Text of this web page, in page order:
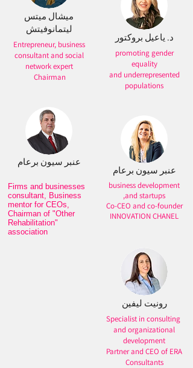
د. ياعيل بروكتور
promoting gender
equality
and underrepresented
populations
عنبر سيون برعام
business development
and startups,
Co-CEO and co-founder
INNOVATION CHANEL
رونيت ليفين
Specialist in consulting
and organizational
development
Partner and CEO of ERA
Consultants
ميشال ميتس
ليتمانوفيتش
Entrepreneur, business
consultant and social
network expert
Chairman
عنبر سيون برعام
Firms and businesses
consultant, Business
mentor for CEOs,
Chairman of "Other
Rehabilitation"
association